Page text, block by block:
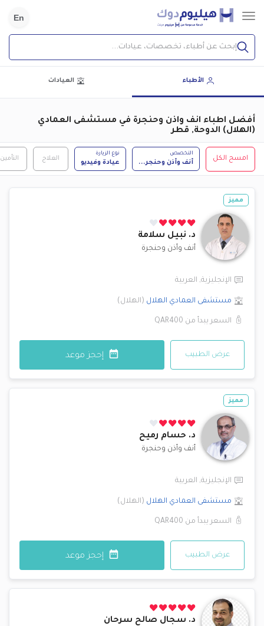
En
إبحث عن أطباء، تخصصات، عيادات...
الأطباء العيادات
أفضل اطباء انف واذن وحنجرة في مستشفى العمادي
(الهلال) الدوحة, قطر
امسح الكل
التخصص
أنف وأذن وحنجر...
نوع الزيارة
عيادة وفيديو
العلاج التأمين
مميز
د. نبيل سلامة
أنف وأذن وحنجرة
الإنجليزية, العربية
مستشفى العمادي الهلال (الهلال)
السعر يبدأ من QAR400
عرض الطبيب إحجز موعد
مميز
د. حسام رميح
أنف وأذن وحنجرة
الإنجليزية, العربية
مستشفى العمادي الهلال (الهلال)
السعر يبدأ من QAR400
عرض الطبيب إحجز موعد
د. سجال صالح سرحان